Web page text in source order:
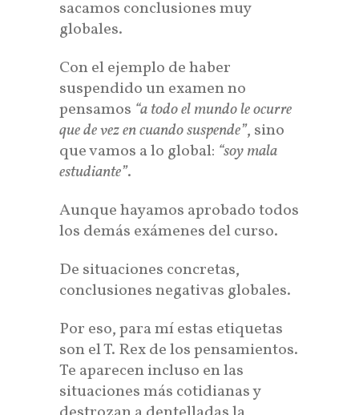
sacamos conclusiones muy
globales.
Con el ejemplo de haber
suspendido un examen no
pensamos “a todo el mundo le ocurre
que de vez en cuando suspende”, sino
que vamos a lo global: “soy mala
estudiante”.
Aunque hayamos aprobado todos
los demás exámenes del curso.
De situaciones concretas,
conclusiones negativas globales.
Por eso, para mí estas etiquetas
son el T. Rex de los pensamientos.
Te aparecen incluso en las
situaciones más cotidianas y